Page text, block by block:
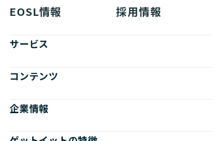
EOSL情報
採用情報
サービス
コンテンツ
企業情報